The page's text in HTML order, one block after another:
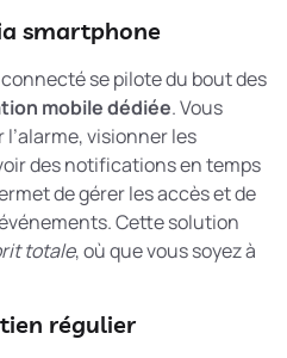
smartphone
se pilote du bout des
mobile dédiée. Vous
visionner les
des notifications en temps
de gérer les accès et de
Cette solution
totale, où que vous soyez à
régulier